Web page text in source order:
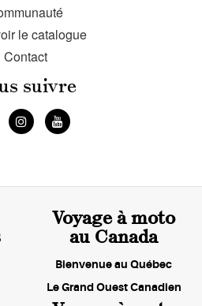
le catalogue
Contact
suivre
Voyage à moto
au Canada
Bienvenue au Québec
Le Grand Ouest Canadien